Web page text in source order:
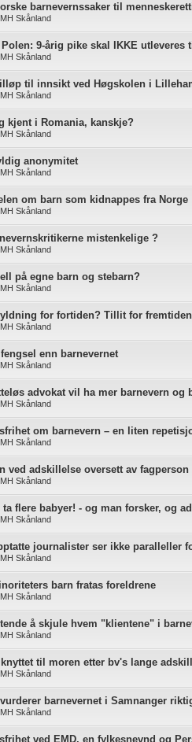
barnevernssaker til
MH Skånland
Polen: 9-årig pike skal IKKE utleveres
MH Skånland
til innsikt ved Høgskolen i
MH Skånland
kjent i Romania, kanskje?
MH Skånland
anonymitet
MH Skånland
om barn som kidnappes fra Norge
MH Skånland
mistenkelige ?
MH Skånland
på egne barn og stebarn?
MH Skånland
for fortiden? Tillit for
MH Skånland
enn barnevernet
MH Skånland
advokat vil ha mer barnevern og
MH Skånland
om barnevern – en liten
MH Skånland
ved adskillelse oversett av
MH Skånland
ta flere babyer! - og man forsker, og
MH Skånland
journalister ser ikke paralleller
MH Skånland
barn fratas foreldrene
MH Skånland
å skjule hvem "klientene" i
MH Skånland
til moren etter bv's lange
MH Skånland
vurderer barnevernet i Samnanger
MH Skånland
ved EMD, en fylkesnevnd og